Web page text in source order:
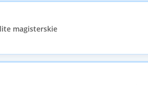
magisterskie